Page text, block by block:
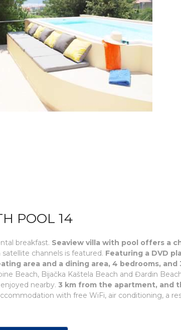
POOL 14
breakfast. Seaview villa with pool offers a
channels is featured. Featuring a DVD
area and a dining area, 4 bedrooms,
Beach, Bijačka Kaštela Beach and Đardin
nearby. 3 km from the apartment, and
with free WiFi, air conditioning, a